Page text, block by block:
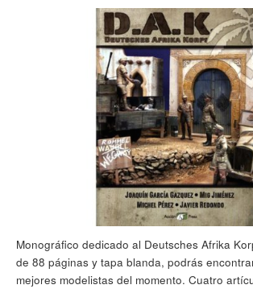
Monográfico dedicado al Deutsches Afrika
de 88 páginas y tapa blanda, podrás
mejores modelistas del momento. Cuatro